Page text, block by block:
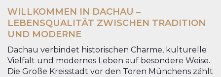
WILLKOMMEN IN DACHAU –
LEBENSQUALITÄT ZWISCHEN TRADITION
UND MODERNE
Dachau verbindet historischen Charme, kulturelle
Vielfalt und modernes Leben auf besondere Weise.
Die Große Kreisstadt vor den Toren Münchens zählt